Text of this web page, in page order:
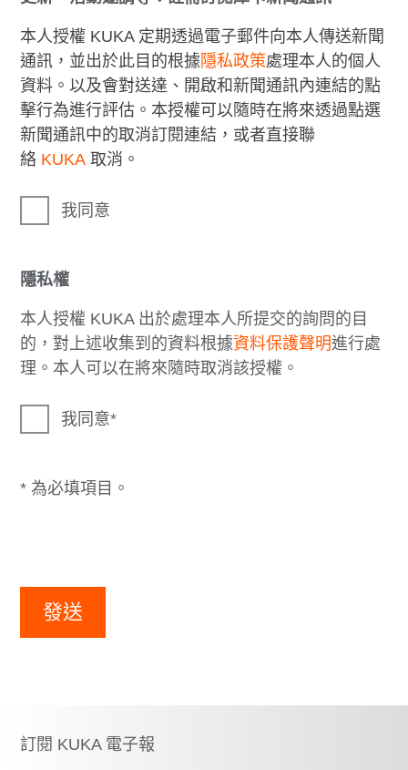
本人授權 KUKA 定期透過電子郵件向本人傳送新聞
通訊，並出於此目的根據 隱私政策處理本人的個人
資料。以及會對送達、開啟和新聞通訊內連結的點
擊行為進行評估。本授權可以隨時在將來透過點選
新聞通訊中的取消訂閱連結，或者直接聯
絡 KUKA 取消。
我同意
隱私權
本人授權 KUKA 出於處理本人所提交的詢問的目
的，對上述收集到的資料根據資料保護聲明進行處
理。本人可以在將來隨時取消該授權。
我同意
* 為必填項目。
發送
訂閱 KUKA 電子報